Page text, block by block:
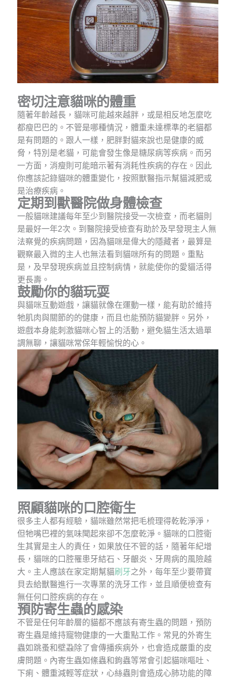
密切注意貓咪的體重
隨著年齡越長，貓咪可能越來越胖，或是相反地怎麼吃
都瘦巴巴的。不管是哪種情況，體重未達標準的老貓都
是有問題的。跟人一樣，肥胖對貓來說也是健康的威
脅，特別是老貓，可能會發生像是糖尿病等疾病。而另
一方面，消瘦則可能暗示著有消耗性疾病的存在。因此
你應該記錄貓咪的體重變化，按照獸醫指示幫貓減肥或
是治療疾病。
定期到獸醫院做身體檢查
一般貓咪建議每年至少到醫院接受一次檢查，而老貓則
是最好一年2次。到醫院接受檢查有助於及早發現主人無
法察覺的疾病問題，因為貓咪是偉大的隱藏者，最算是
觀察最入微的主人也無法看到貓咪所有的問題。重點
是，及早發現疾病並且控制病情，就能使你的愛貓活得
更長壽。
鼓勵你的貓玩耍
與貓咪互動遊戲，讓貓就像在運動一樣，能有助於維持
牠肌肉與關節的的健康，而且也能預防貓變胖。另外，
遊戲本身能刺激貓咪心智上的活動，避免貓生活太過單
調無聊，讓貓咪常保年輕愉悅的心。
照顧貓咪的口腔衛生
很多主人都有經驗，貓咪雖然常把毛梳理得乾乾淨淨，
但牠嘴巴裡的氣味聞起來卻不怎麼乾淨。貓咪的口腔衛
生其實是主人的責任，如果放任不管的話，隨著年紀增
長，貓咪的口腔罹患牙結石、牙齦炎、牙周病的風險越
大。主人應該在家定期幫貓刷牙之外，每年至少要帶寶
貝去給獸醫進行一次專業的洗牙工作，並且順便檢查有
無任何口腔疾病的存在。
預防寄生蟲的感染
不管是任何年齡層的貓都不應該有寄生蟲的問題，預防
寄生蟲是維持寵物健康的一大重點工作。常見的外寄生
蟲如跳蚤和壁蝨除了會傳播疾病外，也會造成嚴重的皮
膚問題。內寄生蟲如絛蟲和鉤蟲等常會引起貓咪嘔吐、
下痢、體重減輕等症狀，心絲蟲則會造成心肺功能的障